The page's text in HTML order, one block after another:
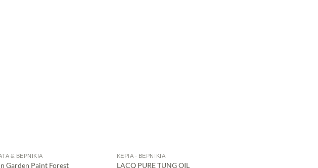
& ΒΕΡΝΊΚΙΑ
Garden Paint Forest
ΚΕΡΙΆ - ΒΕΡΝΊΚΙΑ
LACQ PURE TUNG OIL